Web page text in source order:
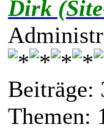
Dirk
Beiträge:
Themen: